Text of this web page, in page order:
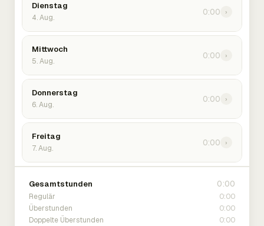
Dienstag
4. Aug.
0:00 ›
Mittwoch
5. Aug.
0:00 ›
Donnerstag
6. Aug.
0:00 ›
Freitag
7. Aug.
0:00 ›
Gesamtstunden 0:00
Regulär 0:00
Überstunden 0:00
Doppelte Überstunden 0:00